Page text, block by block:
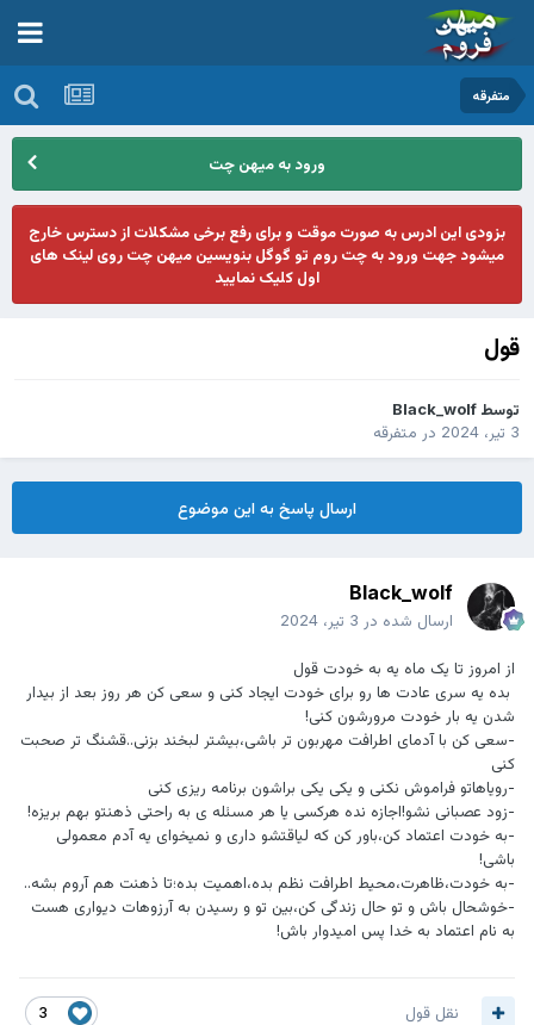
متفرقه
ورود به میهن چت
بزودی این ادرس به صورت موقت و برای رفع برخی مشکلات از دسترس خارج
میشود جهت ورود به چت روم تو گوگل بنویسین میهن چت روی لینک های
اول کلیک نمایید
قول
توسط Black_wolf
3 تیر، 2024
در متفرقه
ارسال پاسخ به این موضوع
Black_wolf
ارسال شده در 3 تیر، 2024
از امروز تا یک ماه یه به خودت قول
بده یه سری عادت ها رو برای خودت ایجاد کنی و سعی کن هر روز بعد از بیدار
شدن یه بار خودت مرورشون کنی!
-سعی کن با آدمای اطرافت مهربون تر باشی،بیشتر لبخند بزنی..قشنگ تر صحبت
کنی
-رویاهاتو فراموش نکنی و یکی یکی براشون برنامه ریزی کنی
-زود عصبانی نشو!اجازه نده هرکسی یا هر مسئله ی به راحتی ذهنتو بهم بریزه!
-به خودت اعتماد کن،باور کن که لیاقتشو داری و نمیخوای یه آدم معمولی
باشی!
-به خودت،ظاهرت،محیط اطرافت نظم بده،اهمیت بده؛تا ذهنت هم آروم بشه..
-خوشحال باش و تو حال زندگی کن،بین تو و رسیدن به آرزوهات دیواری هست
به نام اعتماد به خدا پس امیدوار باش!
3 نقل قول